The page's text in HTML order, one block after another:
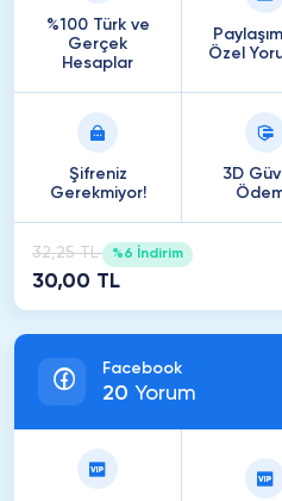
%100 Türk ve
Gerçek
Hesaplar
Özel
Şifreniz
Gerekmiyor!
3D
32,25 TL %6 İndirim
30,00 TL
Facebook
20 Yorum